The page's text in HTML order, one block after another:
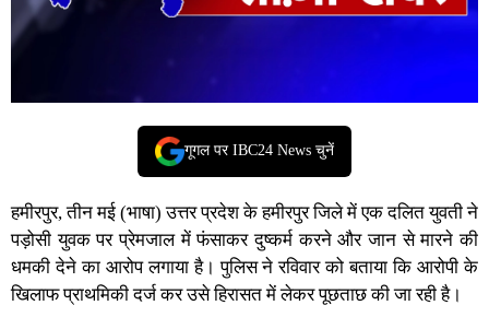
गूगल पर IBC24 News चुनें
हमीरपुर, तीन मई (भाषा) उत्तर प्रदेश के हमीरपुर जिले में एक दलित युवती ने
पड़ोसी युवक पर प्रेमजाल में फंसाकर दुष्कर्म करने और जान से मारने की
धमकी देने का आरोप लगाया है। पुलिस ने रविवार को बताया कि आरोपी के
खिलाफ प्राथमिकी दर्ज कर उसे हिरासत में लेकर पूछताछ की जा रही है।